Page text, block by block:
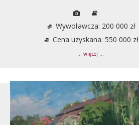
Wywoławcza: 200 000 zł
Cena uzyskana: 550 000 zł
... więcej ...